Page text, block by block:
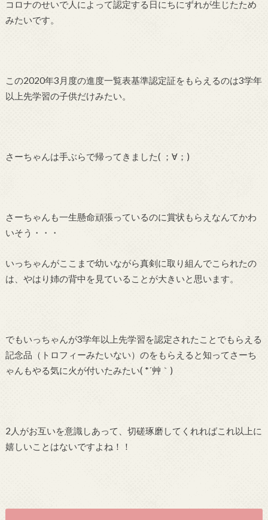
コロナのせいで人によって認定する日にちにずれが生じたため
みたいです。
この2020年3月度の進度一覧表基準認定証をもらえるのは3学年
以上先学習の子供だけみたい。
さーちゃんは手ぶらで帰ってきました( ；∀；)
さーちゃんも一生懸命頑張っているのに賞状もらえなんてかわ
いそう・・・
いっちゃんがここまで幼いながら真剣に取り組んでこられたの
は、やはり姉の背中を見ていることが大きいと思います。
でもいっちゃんが3学年以上先学習を認定されたことでもらえる
記念品（トロフィーみたいない）のをもらえると知ってさーち
ゃんもやる気に火が付いたみたい( *´艸｀)
2人がお互いを意識しあって、切磋琢磨してくれればこれ以上に
嬉しいことはないですよね！！